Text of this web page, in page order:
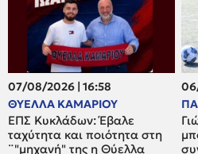
07/08/2026 | 16:58
ΘΥΕΛΛΑ ΚΑΜΑΡΙΟΥ
ΕΠΣ Κυκλάδων: Έβαλε
ταχύτητα και ποιότητα στη
¨"μηχανή" της η Θύελλα